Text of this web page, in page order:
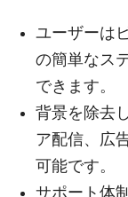
ユーザーは
の簡単なス
できます。
背景を除去
ア配信、広
可能です。
サポート体